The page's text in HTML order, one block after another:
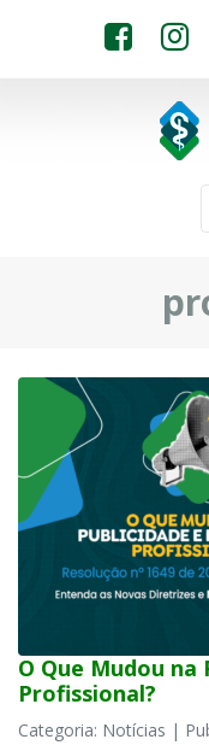
O Que Mudou na
Profissional?
Categoria: Notícias |